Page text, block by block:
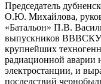
Председатель
О.Ю. Михайлова,
«Батальон» П.В.
выпускников ВВВСКУ
крупнейших
радиационной аварии
электростанции, и
последствий